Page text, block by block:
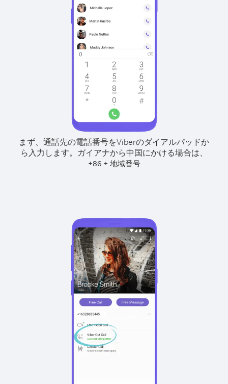
まず、通話先の電話番号をViberのダイアルパッドか
ら入力します。 ガイアナから中国にかける場合は、
+86 + 地域番号